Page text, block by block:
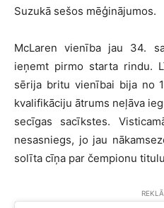
Suzukā sešos mēģinājumos.
McLaren vienība jau 34.
ieņemt pirmo starta rindu.
sērija britu vienībai bija no
kvalifikāciju ātrums neļāva
secīgas sacīkstes.
nesasniegs, jo jau
solīta cīņa par čempionu